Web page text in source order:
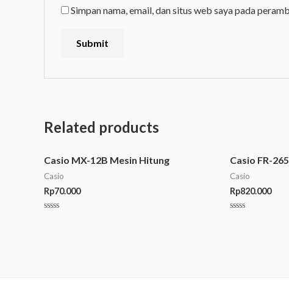
Simpan nama, email, dan situs web saya pada
Related products
Casio MX-12B Mesin Hitung
Casio
Rp70.000
Casio FR-
Casio
Rp820.000